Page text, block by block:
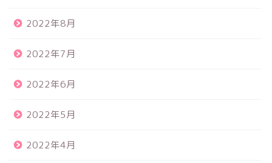
2022年8月
2022年7月
2022年6月
2022年5月
2022年4月